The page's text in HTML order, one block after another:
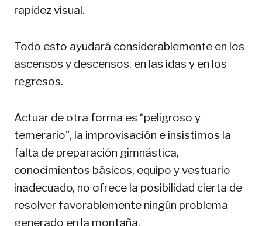
rapidez visual.
Todo esto ayudará considerablemente en los
ascensos y descensos, en las idas y en los
regresos.
Actuar de otra forma es “peligroso y
temerario”, la improvisación e insistimos la
falta de preparación gimnástica,
conocimientos básicos, equipo y vestuario
inadecuado, no ofrece la posibilidad cierta de
resolver favorablemente ningún problema
generado en la montaña.